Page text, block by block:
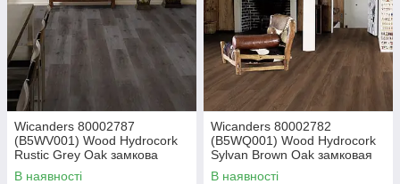
Wicanders 80002787
(B5WV001) Wood Hydrocork
Rustic Grey Oak замкова
вінілова плитка
В наявності
Wicanders 80002782
(B5WQ001) Wood Hydrocork
Sylvan Brown Oak замковая
виниловая плитка
В наявності